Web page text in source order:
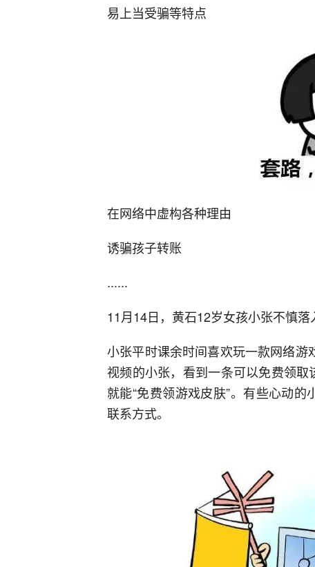
易上当受骗等特点
在网络中虚构各种理由
诱骗孩子转账
......
11月14日，黄石12岁女孩小张不慎落
小张平时课余时间喜欢玩一款网络
视频的小张，看到一条可以免费领取
就能“免费领游戏皮肤”。有些心动
联系方式。